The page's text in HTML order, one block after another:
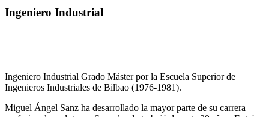
Ingeniero Industrial
Ingeniero Industrial Grado Máster por la Escuela Superior de
Ingenieros Industriales de Bilbao (1976-1981).
Miguel Ángel Sanz ha desarrollado la mayor parte de su carrera